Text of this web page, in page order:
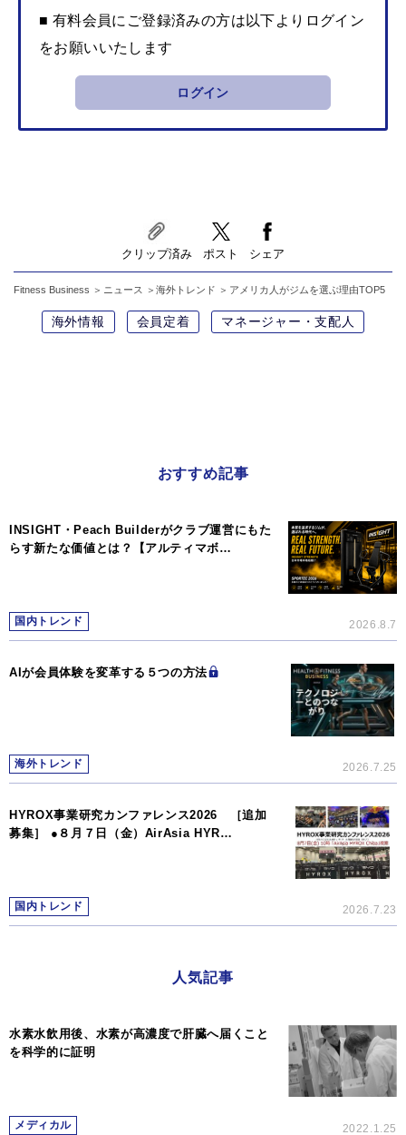
■ 有料会員にご登録済みの方は以下よりログイン
をお願いいたします
ログイン
クリップ済み ポスト シェア
Fitness Business ニュース 海外トレンド アメリカ人がジムを選ぶ理由TOP5
海外情報 会員定着 マネージャー・支配人
おすすめ記事
INSIGHT・Peach Builderがクラブ運営にもた
らす新たな価値とは？【アルティマボ…
国内トレンド 2026.8.7
AIが会員体験を変革する５つの方法
海外トレンド 2026.7.25
HYROX事業研究カンファレンス2026 ［追加
募集］ ●８月７日（金）AirAsia HYR…
国内トレンド 2026.7.23
人気記事
水素水飲用後、水素が高濃度で肝臓へ届くこと
を科学的に証明
メディカル 2022.1.25